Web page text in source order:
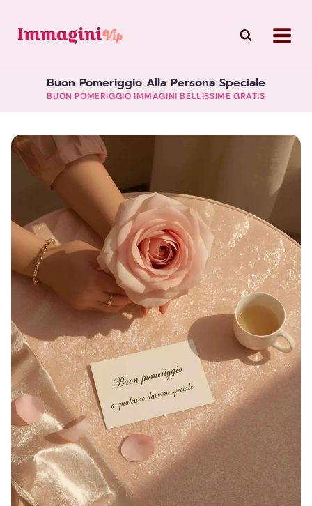
Buon Pomeriggio Alla Persona Speciale
BUON POMERIGGIO IMMAGINI BELLISSIME GRATIS